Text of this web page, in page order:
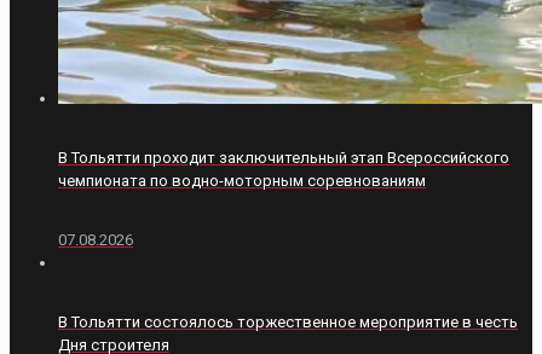
В Тольятти проходит заключительный этап Всероссийского
чемпионата по водно-моторным соревнованиям
07.08.2026
В Тольятти состоялось торжественное мероприятие в честь
Дня строителя